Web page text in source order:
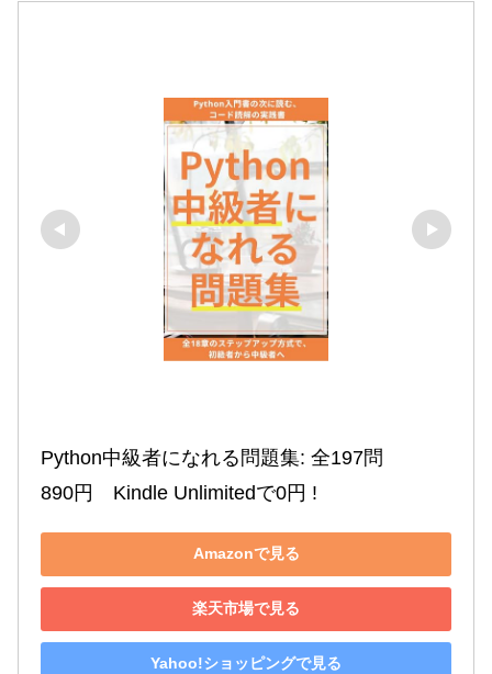
Python中級者になれる問題集: 全197問
890円　Kindle Unlimitedで0円 !
Amazonで見る
楽天市場で見る
Yahoo!ショッピングで見る